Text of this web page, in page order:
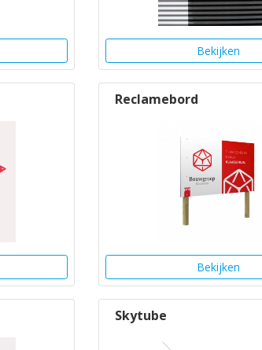
Bekijken
Reclamebord
Bekijken
Skytube